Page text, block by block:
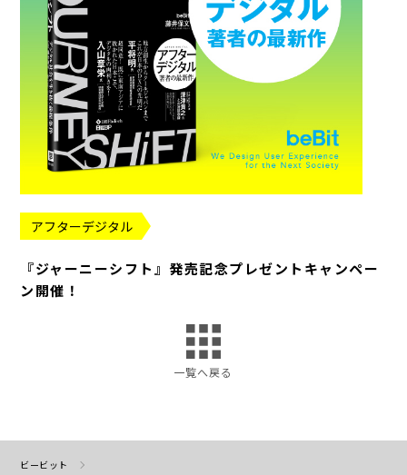
アフターデジタル
『ジャーニーシフト』発売記念プレゼントキャンペー
ン開催！
一覧へ戻る
ビービット